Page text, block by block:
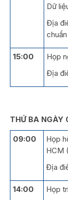
Dữ
Địa
15:00
Họp
Địa
THỨ BA
09:00
Họp
HCM
Địa
14:00
Họp